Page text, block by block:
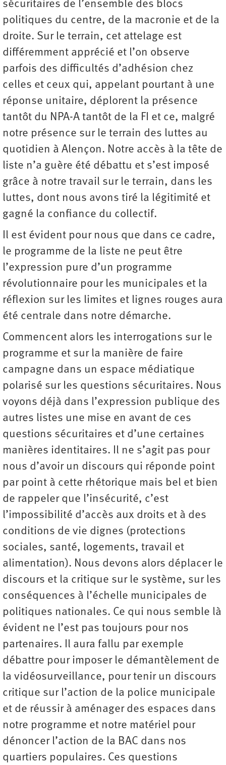
sécuritaires de l’ensemble des blocs
politiques du centre, de la macronie et de la
droite. Sur le terrain, cet attelage est
différemment apprécié et l’on observe
parfois des difficultés d’adhésion chez
celles et ceux qui, appelant pourtant à une
réponse unitaire, déplorent la présence
tantôt du NPA-A tantôt de la FI et ce, malgré
notre présence sur le terrain des luttes au
quotidien à Alençon. Notre accès à la tête de
liste n’a guère été débattu et s’est imposé
grâce à notre travail sur le terrain, dans les
luttes, dont nous avons tiré la légitimité et
gagné la confiance du collectif.
Il est évident pour nous que dans ce cadre,
le programme de la liste ne peut être
l’expression pure d’un programme
révolutionnaire pour les municipales et la
réflexion sur les limites et lignes rouges aura
été centrale dans notre démarche.
Commencent alors les interrogations sur le
programme et sur la manière de faire
campagne dans un espace médiatique
polarisé sur les questions sécuritaires. Nous
voyons déjà dans l’expression publique des
autres listes une mise en avant de ces
questions sécuritaires et d’une certaines
manières identitaires. Il ne s’agit pas pour
nous d’avoir un discours qui réponde point
par point à cette rhétorique mais bel et bien
de rappeler que l’insécurité, c’est
l’impossibilité d’accès aux droits et à des
conditions de vie dignes (protections
sociales, santé, logements, travail et
alimentation). Nous devons alors déplacer le
discours et la critique sur le système, sur les
conséquences à l’échelle municipales de
politiques nationales. Ce qui nous semble là
évident ne l’est pas toujours pour nos
partenaires. Il aura fallu par exemple
débattre pour imposer le démantèlement de
la vidéosurveillance, pour tenir un discours
critique sur l’action de la police municipale
et de réussir à aménager des espaces dans
notre programme et notre matériel pour
dénoncer l’action de la BAC dans nos
quartiers populaires. Ces questions